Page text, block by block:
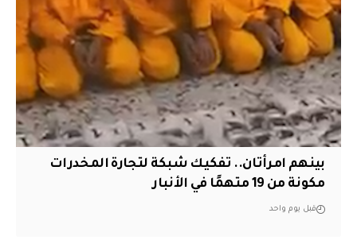
بينهم امرأتان.. تفكيك شبكة لتجارة المخدرات
مكونة من 19 متهمًا في الأنبار
قبل يوم واحد